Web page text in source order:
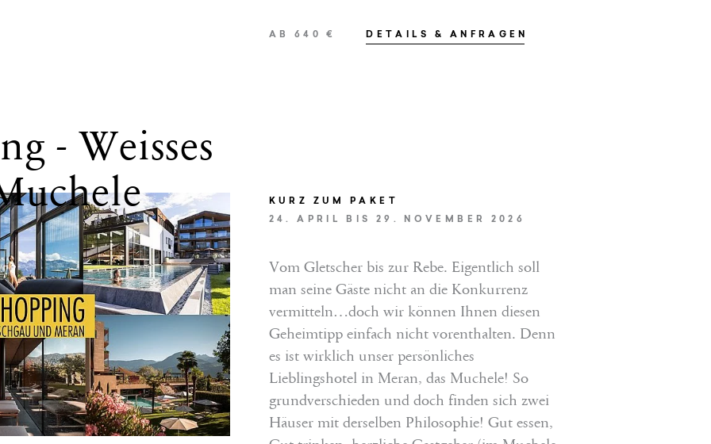
AB 640 € DETAILS & ANFRAGEN
(Sonntag bis Freitag)
(Sonntag bis Donnerstag)
EINFACH ANFRAGEN
JETZT BUCHEN
- Weisses
KURZ ZUM PAKET
24. APRIL BIS 29. NOVEMBER 2026
Vom Gletscher bis zur Rebe. Eigentlich soll
man seine Gäste nicht an die Konkurrenz
vermitteln…doch wir können Ihnen diesen
Geheimtipp einfach nicht vorenthalten. Denn
es ist wirklich unser persönliches
Lieblingshotel in Meran, das Muchele! So
grundverschieden und doch finden sich zwei
Häuser mit derselben Philosophie! Gut essen,